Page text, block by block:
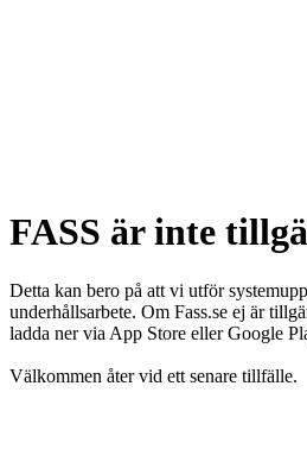
FASS är inte
Detta kan bero på att vi utför
underhållsarbete. Om Fass.se ej är
ladda ner via App Store eller Google
Välkommen åter vid ett senare tillfälle.